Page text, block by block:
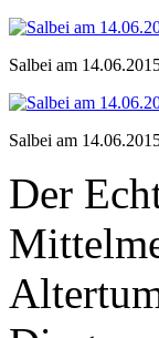
Salbei am
Salbei am
Der